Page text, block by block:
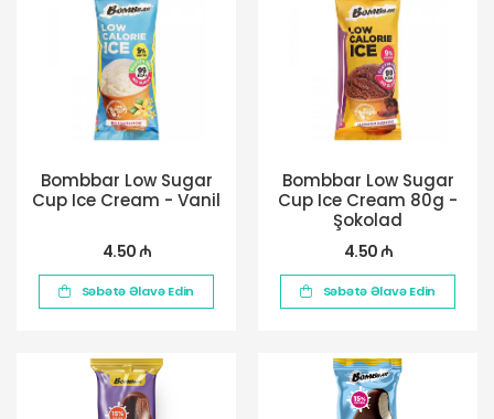
Bombbar Low Sugar
Cup Ice Cream - Vanil
4.50 ₼
Səbətə Əlavə Edin
Bombbar Low Sugar
Cup Ice Cream 80g -
Şokolad
4.50 ₼
Səbətə Əlavə Edin